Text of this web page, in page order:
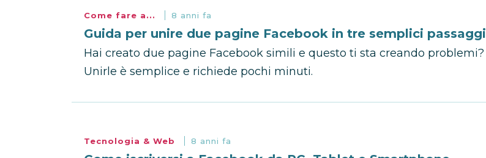
Come fare a... 8 anni fa
Guida per unire due pagine Facebook in tre semplici passaggi
Hai creato due pagine Facebook simili e questo ti sta creando problemi?
Unirle è semplice e richiede pochi minuti.
Tecnologia & Web 8 anni fa